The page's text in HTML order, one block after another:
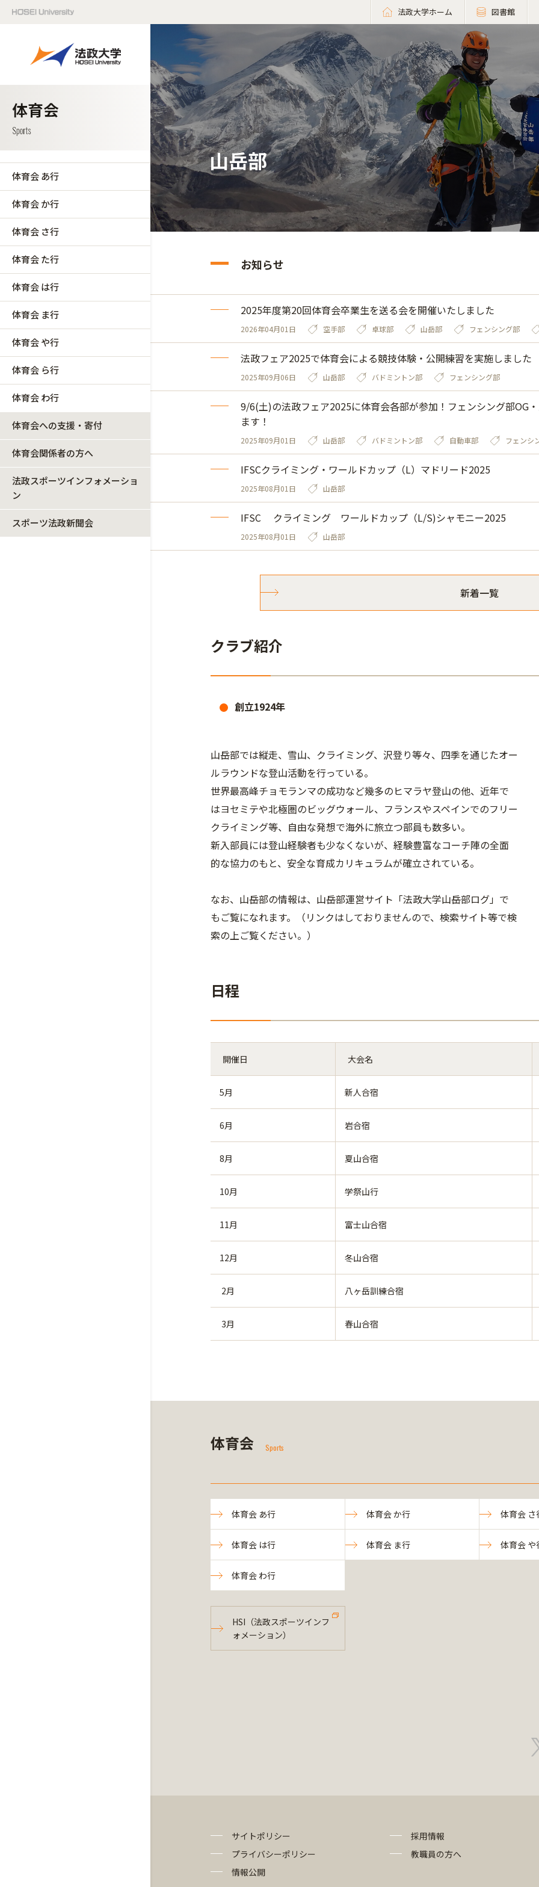
法政大学ホーム 図書館
体育会 あ行
体育会 か行
体育会 さ行
体育会 た行
体育会 は行
体育会 ま行
体育会 や行
体育会 ら行
体育会 わ行
体育会への支援・寄付
体育会関係者の方へ
法政スポーツインフォメーショ
ン
スポーツ法政新聞会
山岳部
お知らせ
2025年度第20回体育会卒業生を送る会を開催いたしました
2026年04月01日 空手部 卓球部 山岳部 フェンシング部
法政フェア2025で体育会による競技体験・公開練習を実施しました
2025年09月06日 山岳部 バドミントン部 フェンシング部
9/6(土)の法政フェア2025に体育会各部が参加！フェンシング部OG
ます！
2025年09月01日 山岳部 バドミントン部 自動車部 フェンシ
IFSCクライミング・ワールドカップ（L）マドリード2025
2025年08月01日 山岳部
IFSC クライミング ワールドカップ（L/S)シャモニー2025
2025年08月01日 山岳部
新着一覧
クラブ紹介
創立1924年
山岳部では縦走、雪山、クライミング、沢登り等々、四季を通じたオー
ルラウンドな登山活動を行っている。
世界最高峰チョモランマの成功など幾多のヒマラヤ登山の他、近年で
はヨセミテや北極圏のビッグウォール、フランスやスペインでのフリー
クライミング等、自由な発想で海外に旅立つ部員も数多い。
新入部員には登山経験者も少なくないが、経験豊富なコーチ陣の全面
的な協力のもと、安全な育成カリキュラムが確立されている。
なお、山岳部の情報は、山岳部運営サイト「法政大学山岳部ログ」で
もご覧になれます。（リンクはしておりませんので、検索サイト等で検
索の上ご覧ください。）
日程
開催日 大会名
5月 新人合宿
6月 岩合宿
8月 夏山合宿
10月 学祭山行
11月 富士山合宿
12月 冬山合宿
2月 八ヶ岳訓練合宿
3月 春山合宿
体育会 Sports
体育会 あ行 体育会 か行 体育会 さ
体育会 は行 体育会 ま行 体育会 や
体育会 わ行
HSI（法政スポーツインフ
ォメーション）
サイトポリシー
プライバシーポリシー
情報公開
採用情報
教職員の方へ